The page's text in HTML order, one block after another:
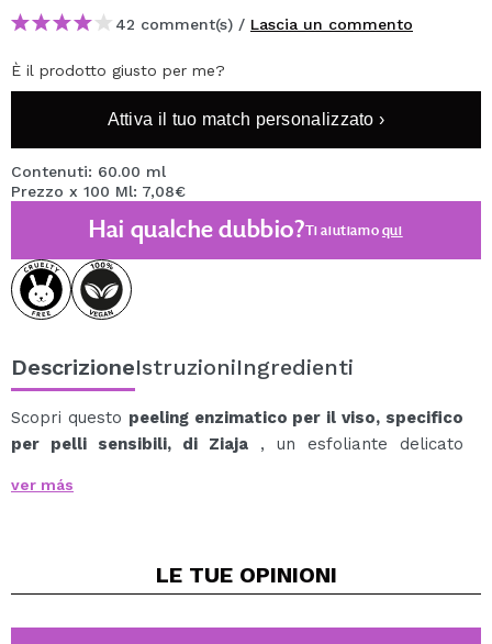
42 comment(s) / Lascia un commento
È il prodotto giusto per me?
Attiva il tuo match personalizzato ›
Contenuti: 60.00 ml
Prezzo x 100 Ml: 7,08€
Hai qualche dubbio?Ti aiutiamoqui
DescrizioneIstruzioniIngredienti
Scopri questo peeling enzimatico per il viso, specifico
per pelli sensibili, di Ziaja , un esfoliante delicato
La sua formula con papaina, un enzima di origine
trattamenti cosmetici, favorendo la penetrazione dei
ver más
LE TUE OPINIONI